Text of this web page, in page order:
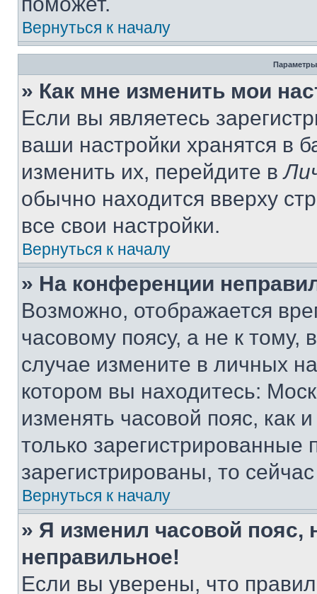
Вернуться к началу
Параметры
» Как мне изменить мои
Если вы являетесь
ваши настройки хранятся в
изменить их, перейдите в
обычно находится вверху
все свои настройки.
Вернуться к началу
» На конференции
Возможно, отображается
часовому поясу, а не к тому,
случае измените в личных
котором вы находитесь:
изменять часовой пояс, как
только
зарегистрированы, то
Вернуться к началу
» Я изменил часовой пояс,
неправильное!
Если вы уверены, что